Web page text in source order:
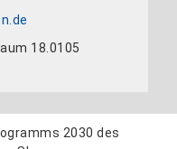
18.0105